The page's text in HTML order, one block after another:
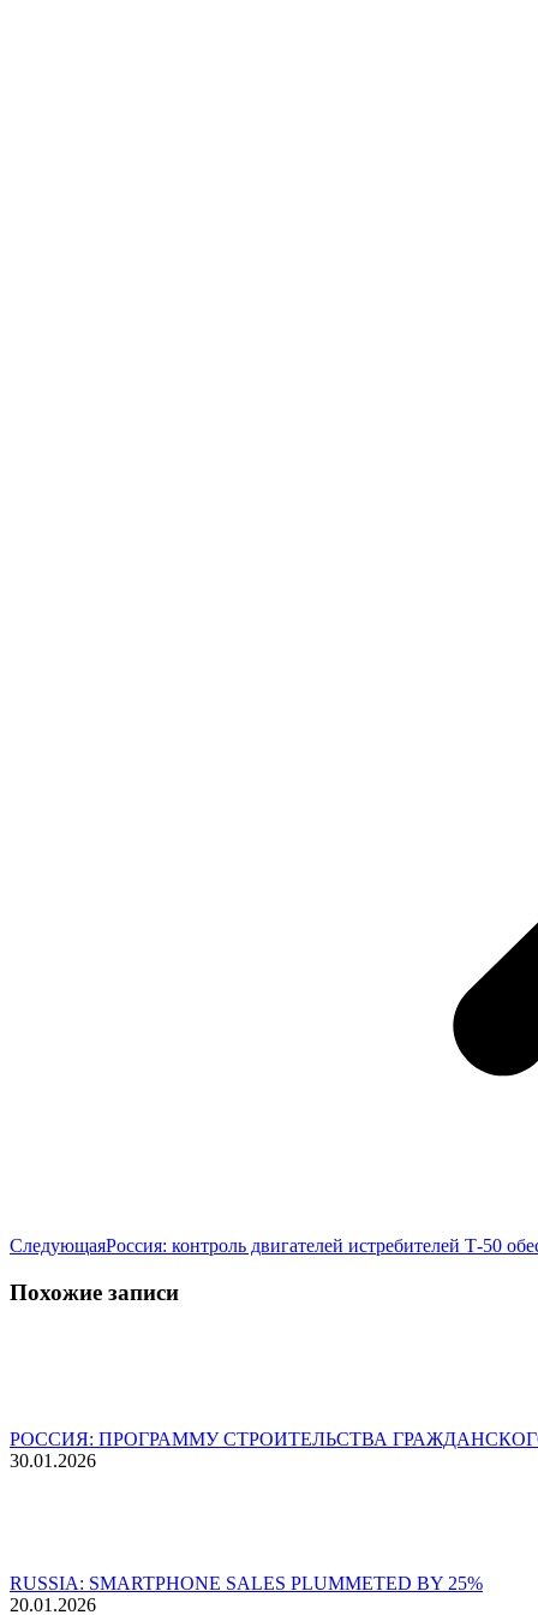
СледующаяСледующая
Россия: контроль двигателей истребителей Т-50
Похожие записи
РОССИЯ: ПРОГРАММУ СТРОИТЕЛЬСТВА
30.01.2026
RUSSIA: SMARTPHONE SALES PLUMMETED BY 25%
20.01.2026